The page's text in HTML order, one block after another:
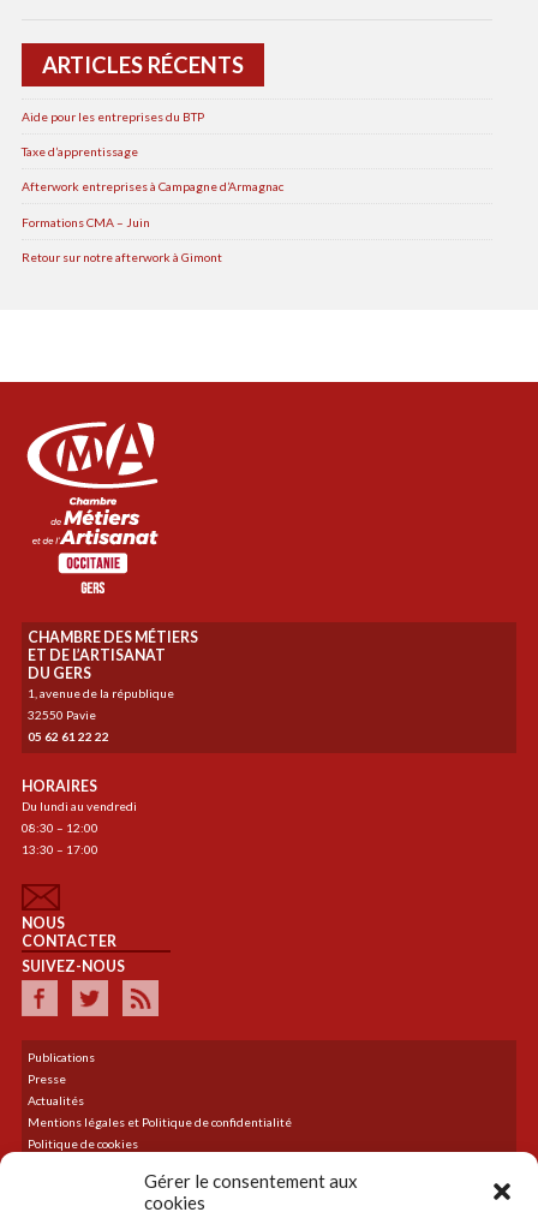
Gérer le consentement aux
cookies
ARTICLES RÉCENTS
Aide pour les entreprises du BTP
Taxe d’apprentissage
Afterwork entreprises à Campagne d’Armagnac
Formations CMA – Juin
Retour sur notre afterwork à Gimont
CHAMBRE DES MÉTIERS
ET DE L’ARTISANAT
DU GERS
1, avenue de la république
32550 Pavie
05 62 61 22 22
HORAIRES
Du lundi au vendredi
08:30 – 12:00
13:30 – 17:00
NOUS
CONTACTER
SUIVEZ-NOUS
Publications
Presse
Actualités
Mentions légales et Politique de confidentialité
Politique de cookies